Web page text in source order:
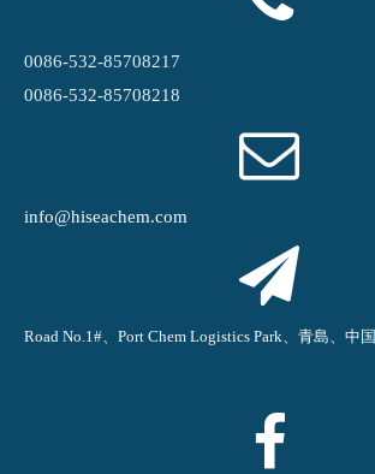
0086-532-85708217
0086-532-85708218
info@hiseachem.com
Road No.1#、Port Chem Logistics Park、青島、中国